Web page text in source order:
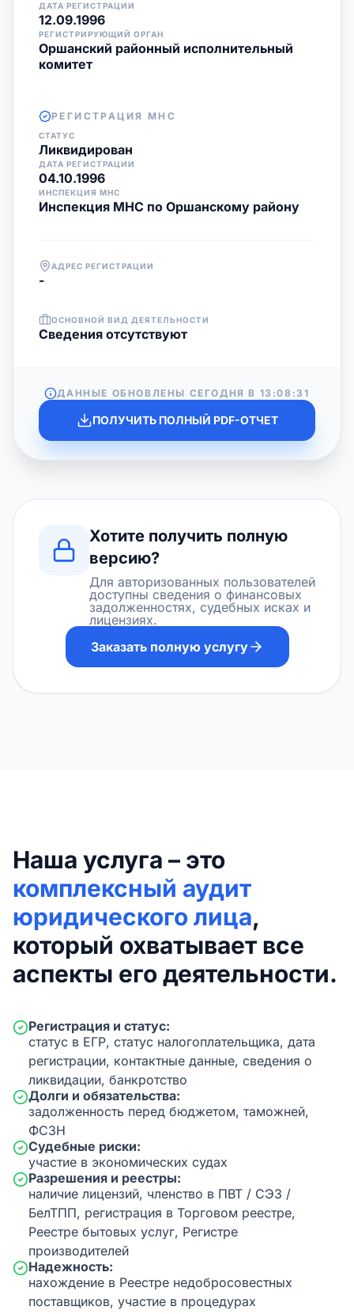
ДАТА РЕГИСТРАЦИИ
12.09.1996
РЕГИСТРИРУЮЩИЙ ОРГАН
Оршанский районный исполнительный
комитет
РЕГИСТРАЦИЯ МНС
СТАТУС
Ликвидирован
ДАТА РЕГИСТРАЦИИ
04.10.1996
ИНСПЕКЦИЯ МНС
Инспекция МНС по Оршанскому району
АДРЕС РЕГИСТРАЦИИ
-
ОСНОВНОЙ ВИД ДЕЯТЕЛЬНОСТИ
Cведения отсутствуют
ДАННЫЕ ОБНОВЛЕНЫ СЕГОДНЯ В 13:08:31
ПОЛУЧИТЬ ПОЛНЫЙ PDF-ОТЧЕТ
Хотите получить полную
версию?
Для авторизованных пользователей
доступны сведения о финансовых
задолженностях, судебных исках и
лицензиях.
Заказать полную услугу
Наша услуга – это
комплексный аудит
юридического лица,
который охватывает все
аспекты его деятельности.
Регистрация и статус:
статус в ЕГР, статус налогоплательщика, дата
регистрации, контактные данные, сведения о
ликвидации, банкротство
Долги и обязательства:
задолженность перед бюджетом, таможней,
ФСЗН
Судебные риски:
участие в экономических судах
Разрешения и реестры:
наличие лицензий, членство в ПВТ / СЭЗ /
БелТПП, регистрация в Торговом реестре,
Реестре бытовых услуг, Регистре
производителей
Надежность:
нахождение в Реестре недобросовестных
поставщиков, участие в процедурах